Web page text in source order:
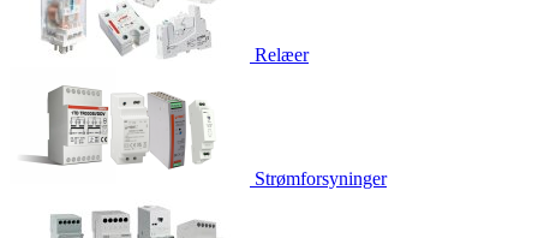
Relæer
Strømforsyninger